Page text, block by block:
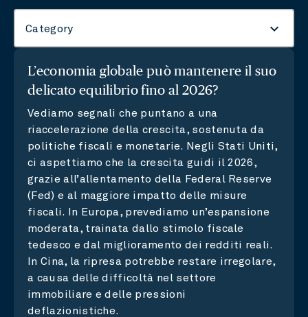
Category keyboard_arrow_down
L’economia globale può mantenere il suo
delicato equilibrio fino al 2026?
Vediamo segnali che puntano a una
riaccelerazione della crescita, sostenuta da
politiche fiscali e monetarie. Negli Stati Uniti,
ci aspettiamo che la crescita guidi il 2026,
grazie all’allentamento della Federal Reserve
(Fed) e al maggiore impatto delle misure
fiscali. In Europa, prevediamo un’espansione
moderata, trainata dallo stimolo fiscale
tedesco e dal miglioramento dei redditi reali.
In Cina, la ripresa potrebbe restare irregolare,
a causa delle difficoltà nel settore
immobiliare e delle pressioni
deflazionistiche.